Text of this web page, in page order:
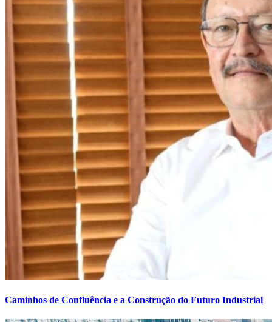
Caminhos de Confluência e a Construção do Futuro Industrial